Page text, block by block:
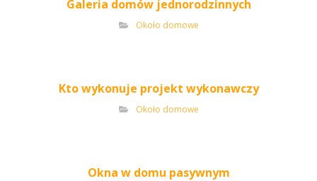
Galeria domów jednorodzinnych
Około domowe
Kto wykonuje projekt wykonawczy
Około domowe
Okna w domu pasywnym